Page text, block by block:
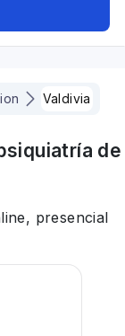
Valdivia
de
presencial